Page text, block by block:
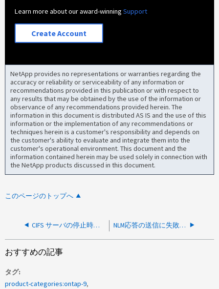
Learn more about our award-winningSupport
Create Account
NetApp provides no representations or warranties regarding the
accuracy or reliability or serviceability of any information or
recommendations provided in this publication or with respect to
any results that may be obtained by the use of the information or
observance of any recommendations provided herein. The
information in this document is distributed AS IS and the use of this
information or the implementation of any recommendations or
techniques herein is a customer's responsibility and depends on
the customer's ability to evaluate and integrate them into the
customer's operational environment. This document and the
information contained herein may be used solely in connection with
the NetApp products discussed in this document.
このページのトップへ
CIFS サーバの停止時に CIFS 共有に接続すると、 Windows に「システムに接続されたデバイスが機能していません」というエラーが表示される NLM応答の送信に失敗したため、エラーNblade.nfsConnResetAndCloseが報告されました
おすすめの記事
タグ
product-categories:ontap-9